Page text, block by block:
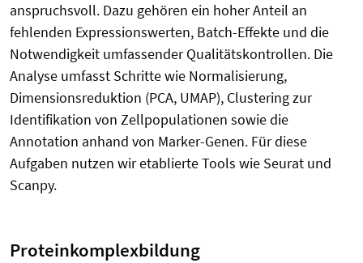
anspruchsvoll. Dazu gehören ein hoher Anteil an
fehlenden Expressionswerten, Batch-Effekte und die
Notwendigkeit umfassender Qualitätskontrollen. Die
Analyse umfasst Schritte wie Normalisierung,
Dimensionsreduktion (PCA, UMAP), Clustering zur
Identifikation von Zellpopulationen sowie die
Annotation anhand von Marker-Genen. Für diese
Aufgaben nutzen wir etablierte Tools wie Seurat und
Scanpy.
Proteinkomplexbildung